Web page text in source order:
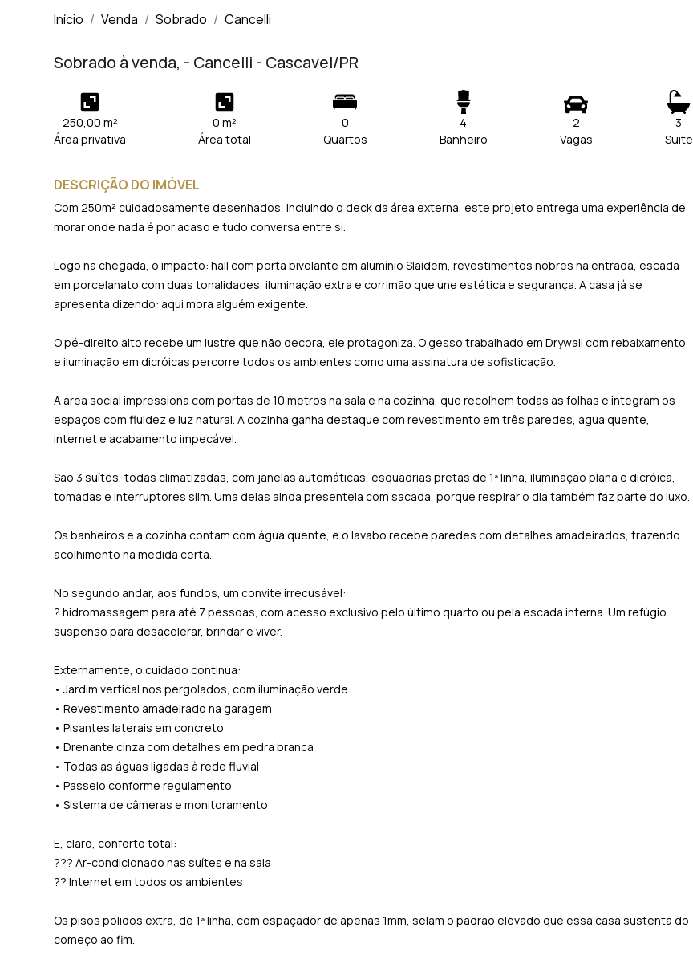
Início Venda Sobrado Cancelli
Sobrado à venda, - Cancelli - Cascavel/PR
250,00 m²
Área privativa
0 m²
Área total
0
Quartos
4
Banheiro
2
Vagas
3
Suite
DESCRIÇÃO DO IMÓVEL
Com 250m² cuidadosamente desenhados, incluindo o deck da área externa, este projeto entrega uma experiência de
morar onde nada é por acaso e tudo conversa entre si.
Logo na chegada, o impacto: hall com porta bivolante em alumínio Slaidem, revestimentos nobres na entrada, escada
em porcelanato com duas tonalidades, iluminação extra e corrimão que une estética e segurança. A casa já se
apresenta dizendo: aqui mora alguém exigente.
O pé-direito alto recebe um lustre que não decora, ele protagoniza. O gesso trabalhado em Drywall com rebaixamento
e iluminação em dicróicas percorre todos os ambientes como uma assinatura de sofisticação.
A área social impressiona com portas de 10 metros na sala e na cozinha, que recolhem todas as folhas e integram os
espaços com fluidez e luz natural. A cozinha ganha destaque com revestimento em três paredes, água quente,
internet e acabamento impecável.
São 3 suítes, todas climatizadas, com janelas automáticas, esquadrias pretas de 1ª linha, iluminação plana e dicróica,
tomadas e interruptores slim. Uma delas ainda presenteia com sacada, porque respirar o dia também faz parte do luxo.
Os banheiros e a cozinha contam com água quente, e o lavabo recebe paredes com detalhes amadeirados, trazendo
acolhimento na medida certa.
No segundo andar, aos fundos, um convite irrecusável:
? hidromassagem para até 7 pessoas, com acesso exclusivo pelo último quarto ou pela escada interna. Um refúgio
suspenso para desacelerar, brindar e viver.
Externamente, o cuidado continua:
• Jardim vertical nos pergolados, com iluminação verde
• Revestimento amadeirado na garagem
• Pisantes laterais em concreto
• Drenante cinza com detalhes em pedra branca
• Todas as águas ligadas à rede fluvial
• Passeio conforme regulamento
• Sistema de câmeras e monitoramento
E, claro, conforto total:
??? Ar-condicionado nas suítes e na sala
?? Internet em todos os ambientes
Os pisos polidos extra, de 1ª linha, com espaçador de apenas 1mm, selam o padrão elevado que essa casa sustenta do
começo ao fim.